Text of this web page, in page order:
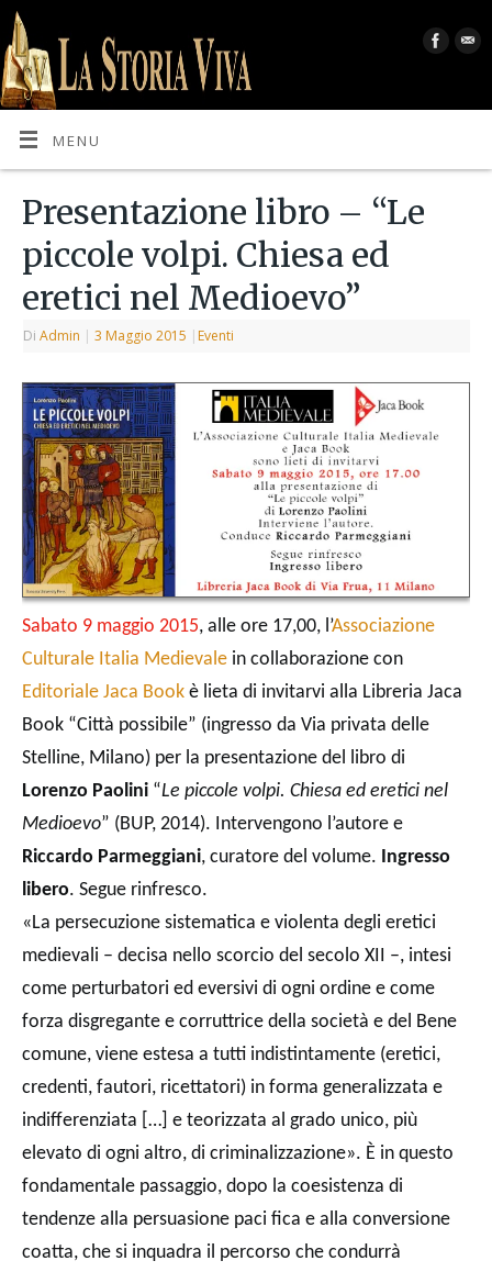
MENU
Presentazione libro – “Le
piccole volpi. Chiesa ed
eretici nel Medioevo”
DiAdmin | 3 Maggio 2015 | Eventi
Sabato 9 maggio 2015, alle ore 17,00, l’Associazione
Culturale Italia Medievale in collaborazione con
Editoriale Jaca Book è lieta di invitarvi alla Libreria Jaca
Book “Città possibile” (ingresso da Via privata delle
Stelline, Milano) per la presentazione del libro di
Lorenzo Paolini “Le piccole volpi. Chiesa ed eretici nel
Medioevo” (BUP, 2014). Intervengono l’autore e
Riccardo Parmeggiani, curatore del volume. Ingresso
libero. Segue rinfresco.
«La persecuzione sistematica e violenta degli eretici
medievali – decisa nello scorcio del secolo XII –, intesi
come perturbatori ed eversivi di ogni ordine e come
forza disgregante e corruttrice della società e del Bene
comune, viene estesa a tutti indistintamente (eretici,
credenti, fautori, ricettatori) in forma generalizzata e
indifferenziata […] e teorizzata al grado unico, più
elevato di ogni altro, di criminalizzazione». È in questo
fondamentale passaggio, dopo la coesistenza di
tendenze alla persuasione paci fica e alla conversione
coatta, che si inquadra il percorso che condurrà